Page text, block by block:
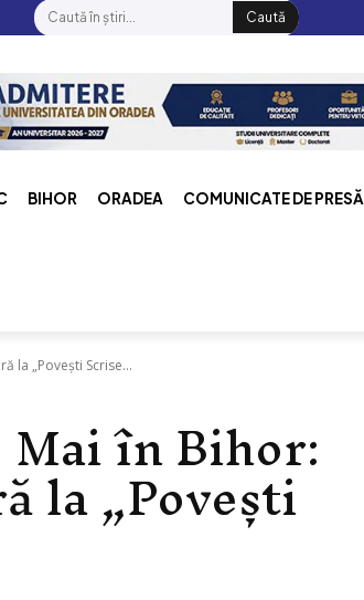
Caută
BIHOR ORADEA COMUNICATE DE PRESĂ
la „Povești Scrise...
Mai în Bihor:
la „Povești